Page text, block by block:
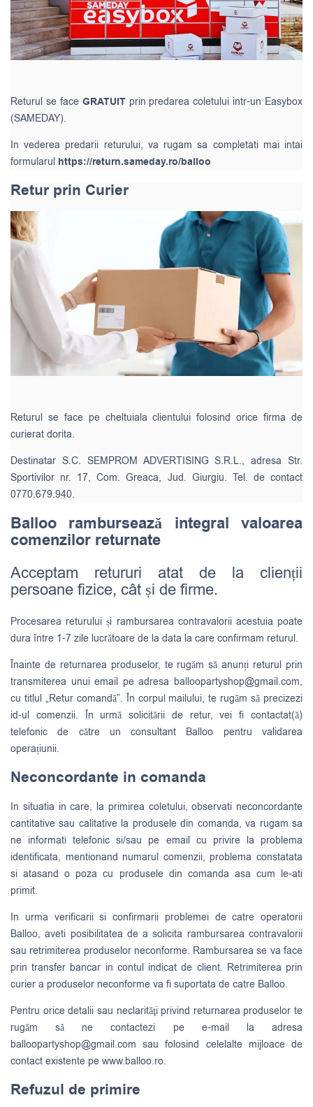
Returul se face GRATUIT prin predarea coletului intr-un Easybox
(SAMEDAY).
In vederea predarii returului, va rugam sa completati mai intai
formularul https://return.sameday.ro/balloo
Retur prin Curier
Returul se face pe cheltuiala clientului folosind orice firma de
curierat dorita.
Destinatar S.C. SEMPROM ADVERTISING S.R.L., adresa Str.
Sportivilor nr. 17, Com. Greaca, Jud. Giurgiu. Tel. de contact
0770.679.940.
Balloo rambursează integral valoarea
comenzilor returnate
Acceptam retururi atat de la clienții
persoane fizice, cât și de firme.
Procesarea returului și rambursarea contravalorii acestuia poate
dura între 1-7 zile lucrătoare de la data la care confirmam returul.
Înainte de returnarea produselor, te rugăm să anunți returul prin
transmiterea unui email pe adresa balloopartyshop@gmail.com,
cu titlul „Retur comandă”. În corpul mailului, te rugăm să precizezi
id-ul comenzii. În urmă solicitării de retur, vei fi contactat(ă)
telefonic de către un consultant Balloo pentru validarea
operațiunii.
Neconcordante in comanda
In situatia in care, la primirea coletului, observati neconcordante
cantitative sau calitative la produsele din comanda, va rugam sa
ne informati telefonic si/sau pe email cu privire la problema
identificata, mentionand numarul comenzii, problema constatata
si atasand o poza cu produsele din comanda asa cum le-ati
primit.
In urma verificarii si confirmarii problemei de catre operatorii
Balloo, aveti posibilitatea de a solicita rambursarea contravalorii
sau retrimiterea produselor neconforme. Rambursarea se va face
prin transfer bancar in contul indicat de client. Retrimiterea prin
curier a produselor neconforme va fi suportata de catre Balloo.
Pentru orice detalii sau neclarităţi privind returnarea produselor te
rugăm să ne contactezi pe e-mail la adresa
balloopartyshop@gmail.com sau folosind celelalte mijloace de
contact existente pe www.balloo.ro.
Refuzul de primire